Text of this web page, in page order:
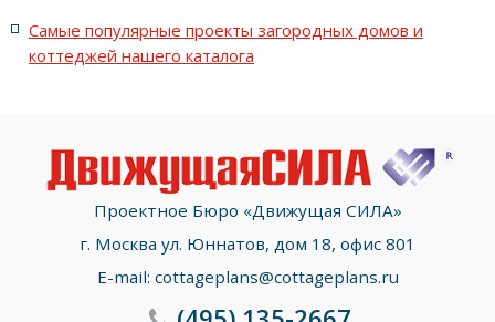
Самые популярные проекты загородных домов и
коттеджей нашего каталога
Проектное Бюро «Движущая СИЛА»
г. Москва ул. Юннатов, дом 18, офис 801
E-mail: cottageplans@cottageplans.ru